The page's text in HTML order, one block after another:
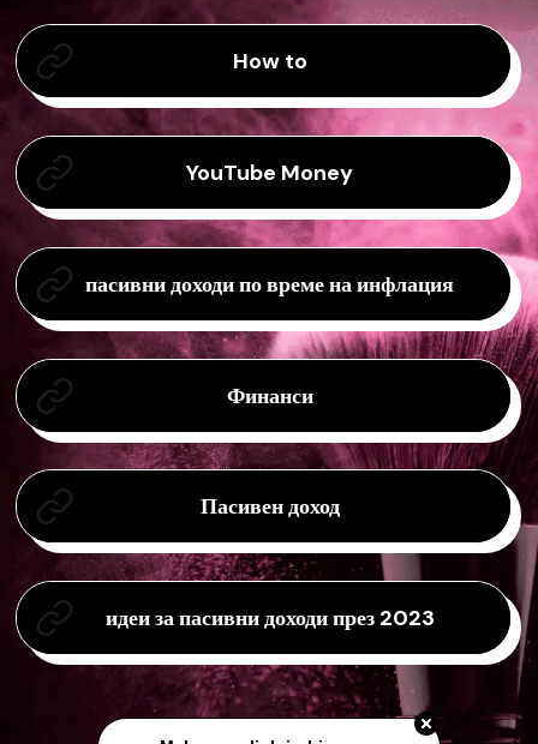
How to
YouTube Money
пасивни доходи по време на инфлация
Финанси
Пасивен доход
идеи за пасивни доходи през 2023